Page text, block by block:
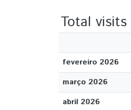
Total
fevereiro 2026
março 2026
abril 2026